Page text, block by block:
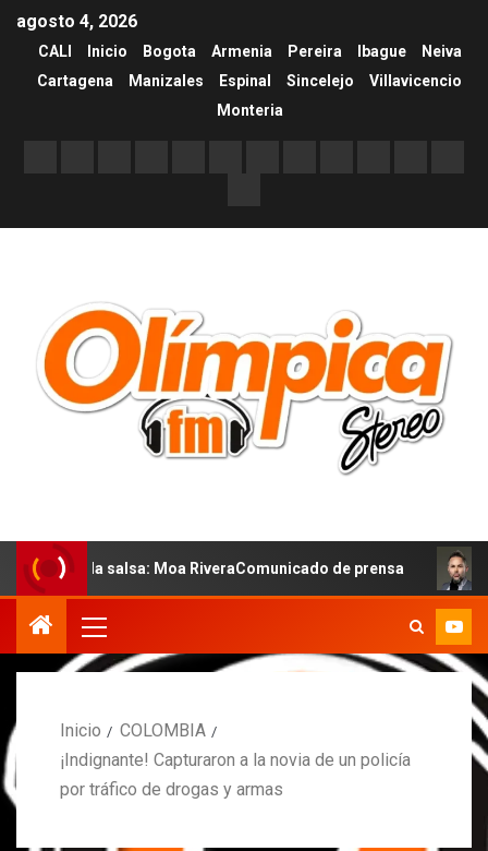
agosto 4, 2026
CALI Inicio Bogota Armenia Pereira Ibague
Neiva
Cartagena
Manizales Espinal Sincelejo
Villavicencio
Monteria
salsa: Moa RiveraComunicado de prensa
Inicio
COLOMBIA
¡Indignante! Capturaron a la novia de un policía
por tráfico de drogas y armas